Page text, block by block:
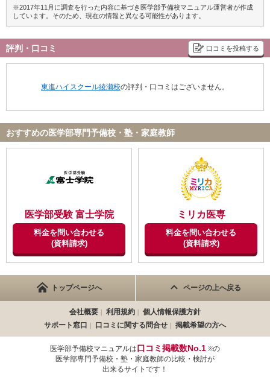
※2017年11月に調査を行った内容に基づき医学部予備校マニュアル運営者が作成
しています。そのため、現在の情報と異なる可能性があります。
評判・口コミ 口コミを投稿する
東進ハイスクール綾瀬校の評判・口コミはございません。
おすすめの医学部専門予備校・塾・家庭教師
医学部受験 富士学院
料金を問い合わせる
(資料請求)
ミリカ医専
料金を問い合わせる
(資料請求)
トップページへ ページの上へ戻る
会社概要 利用規約
個人情報保護方針
サポート窓口
口コミに関する問合せ 掲載希望の方へ
医学部予備校マニュアルは口コミ掲載数No.1 ※の
医学部専門予備校・塾・家庭教師の比較・検討が
出来るサイトです！